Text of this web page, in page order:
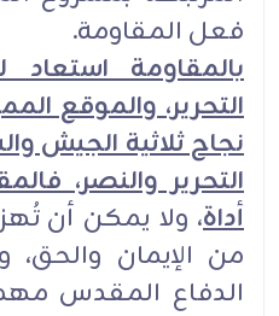
فعل المقاومة.
بالمقاومة استعاد
التحرير، والموقع
نجاح ثلاثية الجيش
التحرير والنصر،
أداة، ولا يمكن أن
من الإيمان
الدفاع المقدس